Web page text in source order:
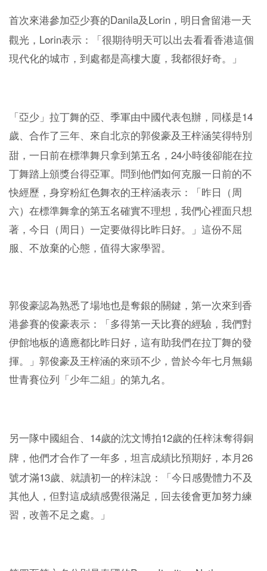
首次來港參加亞少賽的Danila及 Lorin ，明日會留港一天
觀光， Lorin表示：「很期待明天可以出去看看香港這個
現代化的城市，到處都是高樓大廈，我都很好奇。」
「亞少」拉丁舞的亞、季軍由中國代表包辦，同樣是14
歲、合作了三年、來自北京的郭俊豪及王梓涵笑得特別
甜，一日前在標準舞只拿到第五名， 24小時後卻能在拉
丁舞踏上頒獎台得亞軍。問到他們如何克服一日前的不
快經歷，身穿粉紅色舞衣的王梓涵表示：「昨日（周
六）在標準舞拿的第五名確實不理想，我們心裡面只想
著，今日（周日）一定要做得比昨日好。」這份不屈
服、不放棄的心態，值得大家學習。
郭俊豪認為熟悉了場地也是奪銀的關鍵，第一次來到香
港參賽的俊豪表示：「多得第一天比賽的經驗，我們對
伊館地板的適應都比昨日好，這有助我們在拉丁舞的發
揮。」郭俊豪及王梓涵的來頭不少，曾於今年七月無錫
世青賽位列「少年二組」的第九名。
另一隊中國組合、 14歲的沈文博拍12歲的任梓沫奪得銅
牌，他們才合作了一年多，坦言成績比預期好，本月 26
號才滿13歲、就讀初一的梓沫說：「今日感覺體力不及
其他人，但對這成績感覺很滿足，回去後會更加努力練
習，改善不足之處。」